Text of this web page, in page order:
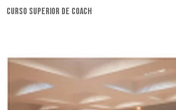
curso superior de coach